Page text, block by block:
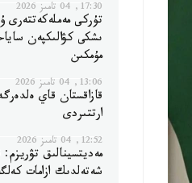
17:30, 04 تامىز 2026
تۇركى مەملەكەتتەرى
ىشكى كۋالىكپەن
مۇمكىن
13:06, 04 تامىز 2026
قازاقستان قاي
ارتتىردى
12:52, 04 تامىز 2026
شەتەلدىك ازامات